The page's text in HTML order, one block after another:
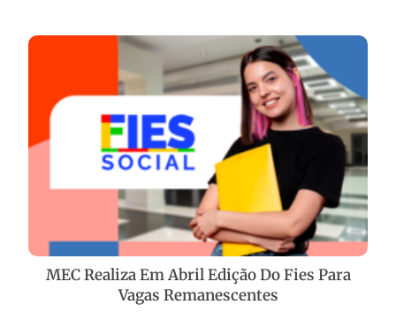
MEC Realiza Em Abril Edição Do Fies Para
Vagas Remanescentes